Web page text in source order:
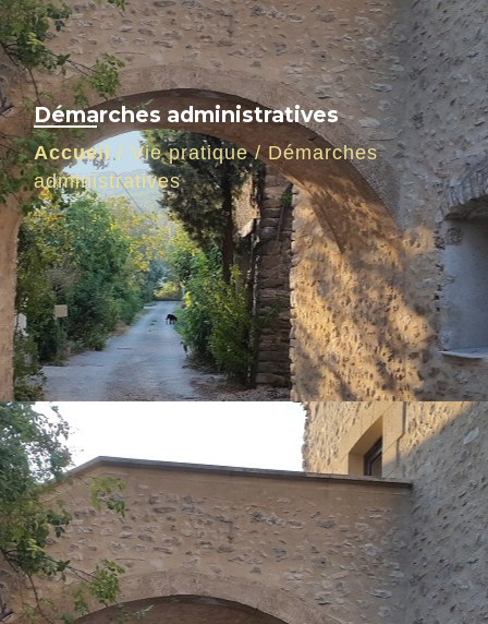
Démarches administratives
Accueil / Vie pratique/Démarches
administratives